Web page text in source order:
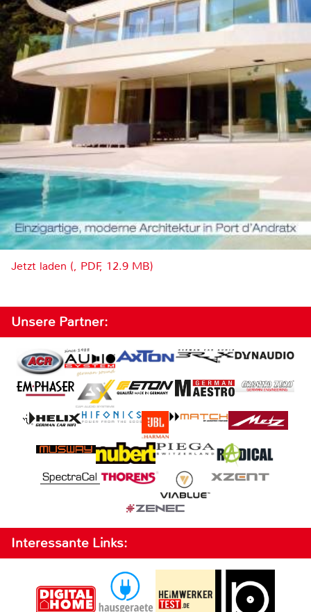
Jetzt laden (, PDF, 12.9 MB)
Unsere Partner:
Interessante Links: